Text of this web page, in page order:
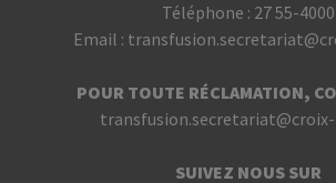
Téléphone : 27 55-4000
Email :
POUR TOUTE RÉCLAMATION,
SUIVEZ NOUS SUR